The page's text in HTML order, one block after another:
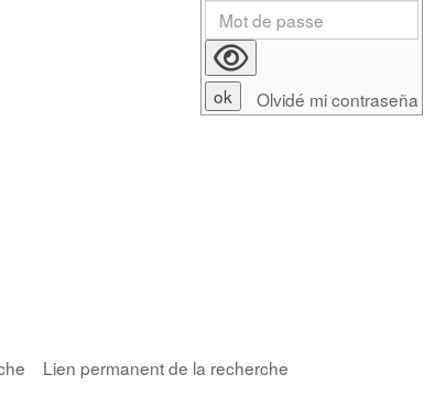
Lien permanent de la recherche
Olvidé mi contraseña